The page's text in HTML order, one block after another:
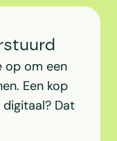
op om een
Een kop
Dat